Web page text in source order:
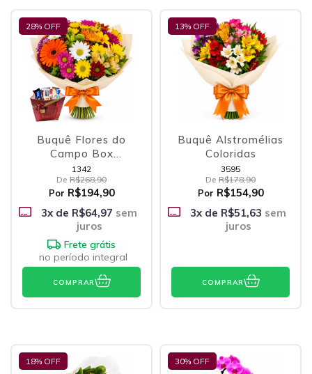
28% OFF
Buquê Flores do
Campo Box
Variedades de
Bombons
1342
De R$268,90
Por R$194,90
3x de R$64,97 sem
juros
Frete grátis
no período integral
COMPRAR
13% OFF
Buquê Alstromélias
Coloridas
3595
De R$178,90
Por R$154,90
3x de R$51,63 sem
juros
COMPRAR
18% OFF 30% OFF